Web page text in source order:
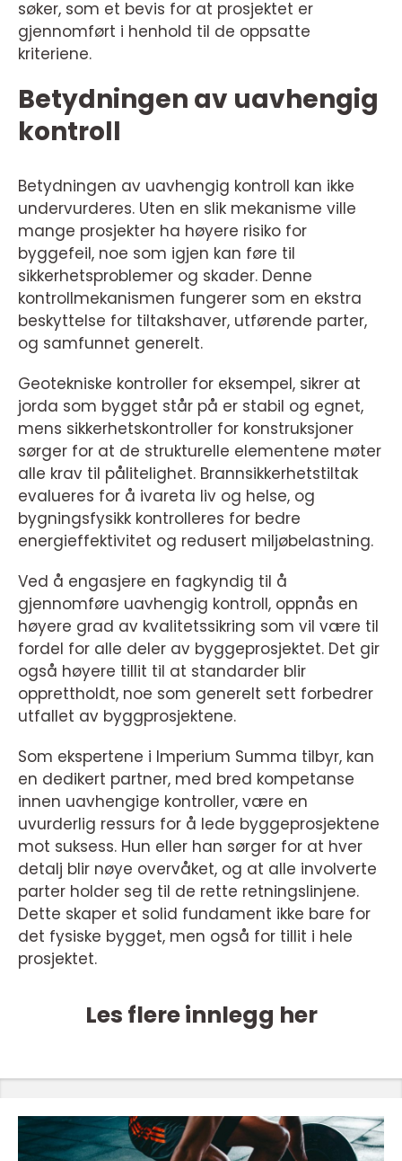
søker, som et bevis for at prosjektet er
gjennomført i henhold til de oppsatte
kriteriene.
Betydningen av uavhengig
kontroll
Betydningen av uavhengig kontroll kan ikke
undervurderes. Uten en slik mekanisme ville
mange prosjekter ha høyere risiko for
byggefeil, noe som igjen kan føre til
sikkerhetsproblemer og skader. Denne
kontrollmekanismen fungerer som en ekstra
beskyttelse for tiltakshaver, utførende parter,
og samfunnet generelt.
Geotekniske kontroller for eksempel, sikrer at
jorda som bygget står på er stabil og egnet,
mens sikkerhetskontroller for konstruksjoner
sørger for at de strukturelle elementene møter
alle krav til pålitelighet. Brannsikkerhetstiltak
evalueres for å ivareta liv og helse, og
bygningsfysikk kontrolleres for bedre
energieffektivitet og redusert miljøbelastning.
Ved å engasjere en fagkyndig til å
gjennomføre uavhengig kontroll, oppnås en
høyere grad av kvalitetssikring som vil være til
fordel for alle deler av byggeprosjektet. Det gir
også høyere tillit til at standarder blir
opprettholdt, noe som generelt sett forbedrer
utfallet av byggprosjektene.
Som ekspertene i Imperium Summa tilbyr, kan
en dedikert partner, med bred kompetanse
innen uavhengige kontroller, være en
uvurderlig ressurs for å lede byggeprosjektene
mot suksess. Hun eller han sørger for at hver
detalj blir nøye overvåket, og at alle involverte
parter holder seg til de rette retningslinjene.
Dette skaper et solid fundament ikke bare for
det fysiske bygget, men også for tillit i hele
prosjektet.
Les flere innlegg her